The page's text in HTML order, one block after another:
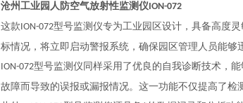
沧州工业园人防空气放射性监测仪ION-072
这款ION-072型号监测仪专为工业园区设计，具备高度
标情况，将立即启动警报系统，确保园区管理人员能够
ION-072型号监测仪同样采用了优良的自我诊断技术，
故障而导致的误报或漏报情况。这一功能不仅提高了检